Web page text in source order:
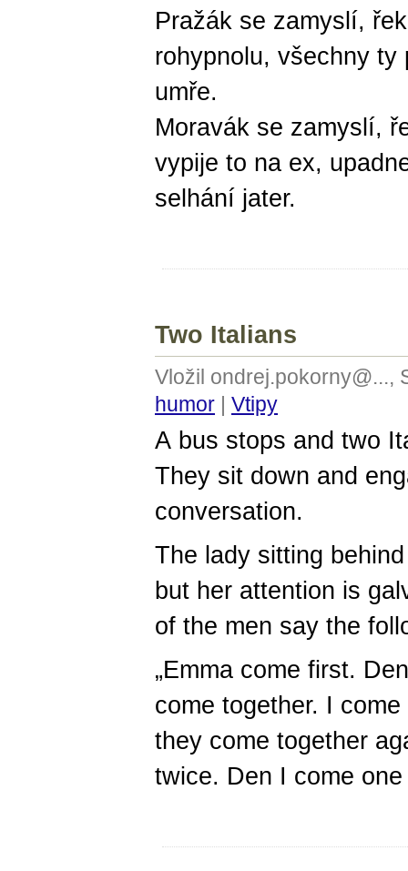
Pražák se zamyslí,
rohypnolu, všechny
umře.
Moravák se zamyslí,
vypije to na ex,
selhání jater.
Two Italians
Vložil ondrej.pokorny@...,
humor | Vtipy
A bus stops and two
They sit down and
conversation.
The lady sitting
but her attention is
of the men say the
„Emma come first.
come together. I
they come together
twice. Den I come one